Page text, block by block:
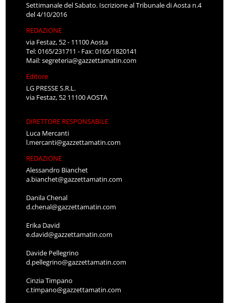
Settimanale del Sabato. Iscrizione al Tribunale di Aosta n.4
del 4/10/2016
REDAZIONE
via Festaz, 52 - 11100 Aosta
Tel: 0165/231711 - Fax: 0165/1820141
Mail:segreteria@gazzettamatin.com
Editore
LG PRESSE S.R.L.
via Festaz, 52 11100 AOSTA
DIRETTORE RESPONSABILE
Luca Mercanti
l.mercanti@gazzettamatin.com
REDAZIONE
Alessandro Bianchet
a.bianchet@gazzettamatin.com
Danila Chenal
d.chenal@gazzettamatin.com
Erika David
e.david@gazzettamatin.com
Davide Pellegrino
d.pellegrino@gazzettamatin.com
Cinzia Timpano
c.timpano@gazzettamatin.com